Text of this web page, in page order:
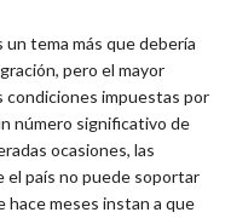
un tema más que debería
pero el mayor
condiciones impuestas por
número significativo de
ocasiones, las
el país no puede soportar
hace meses instan a que